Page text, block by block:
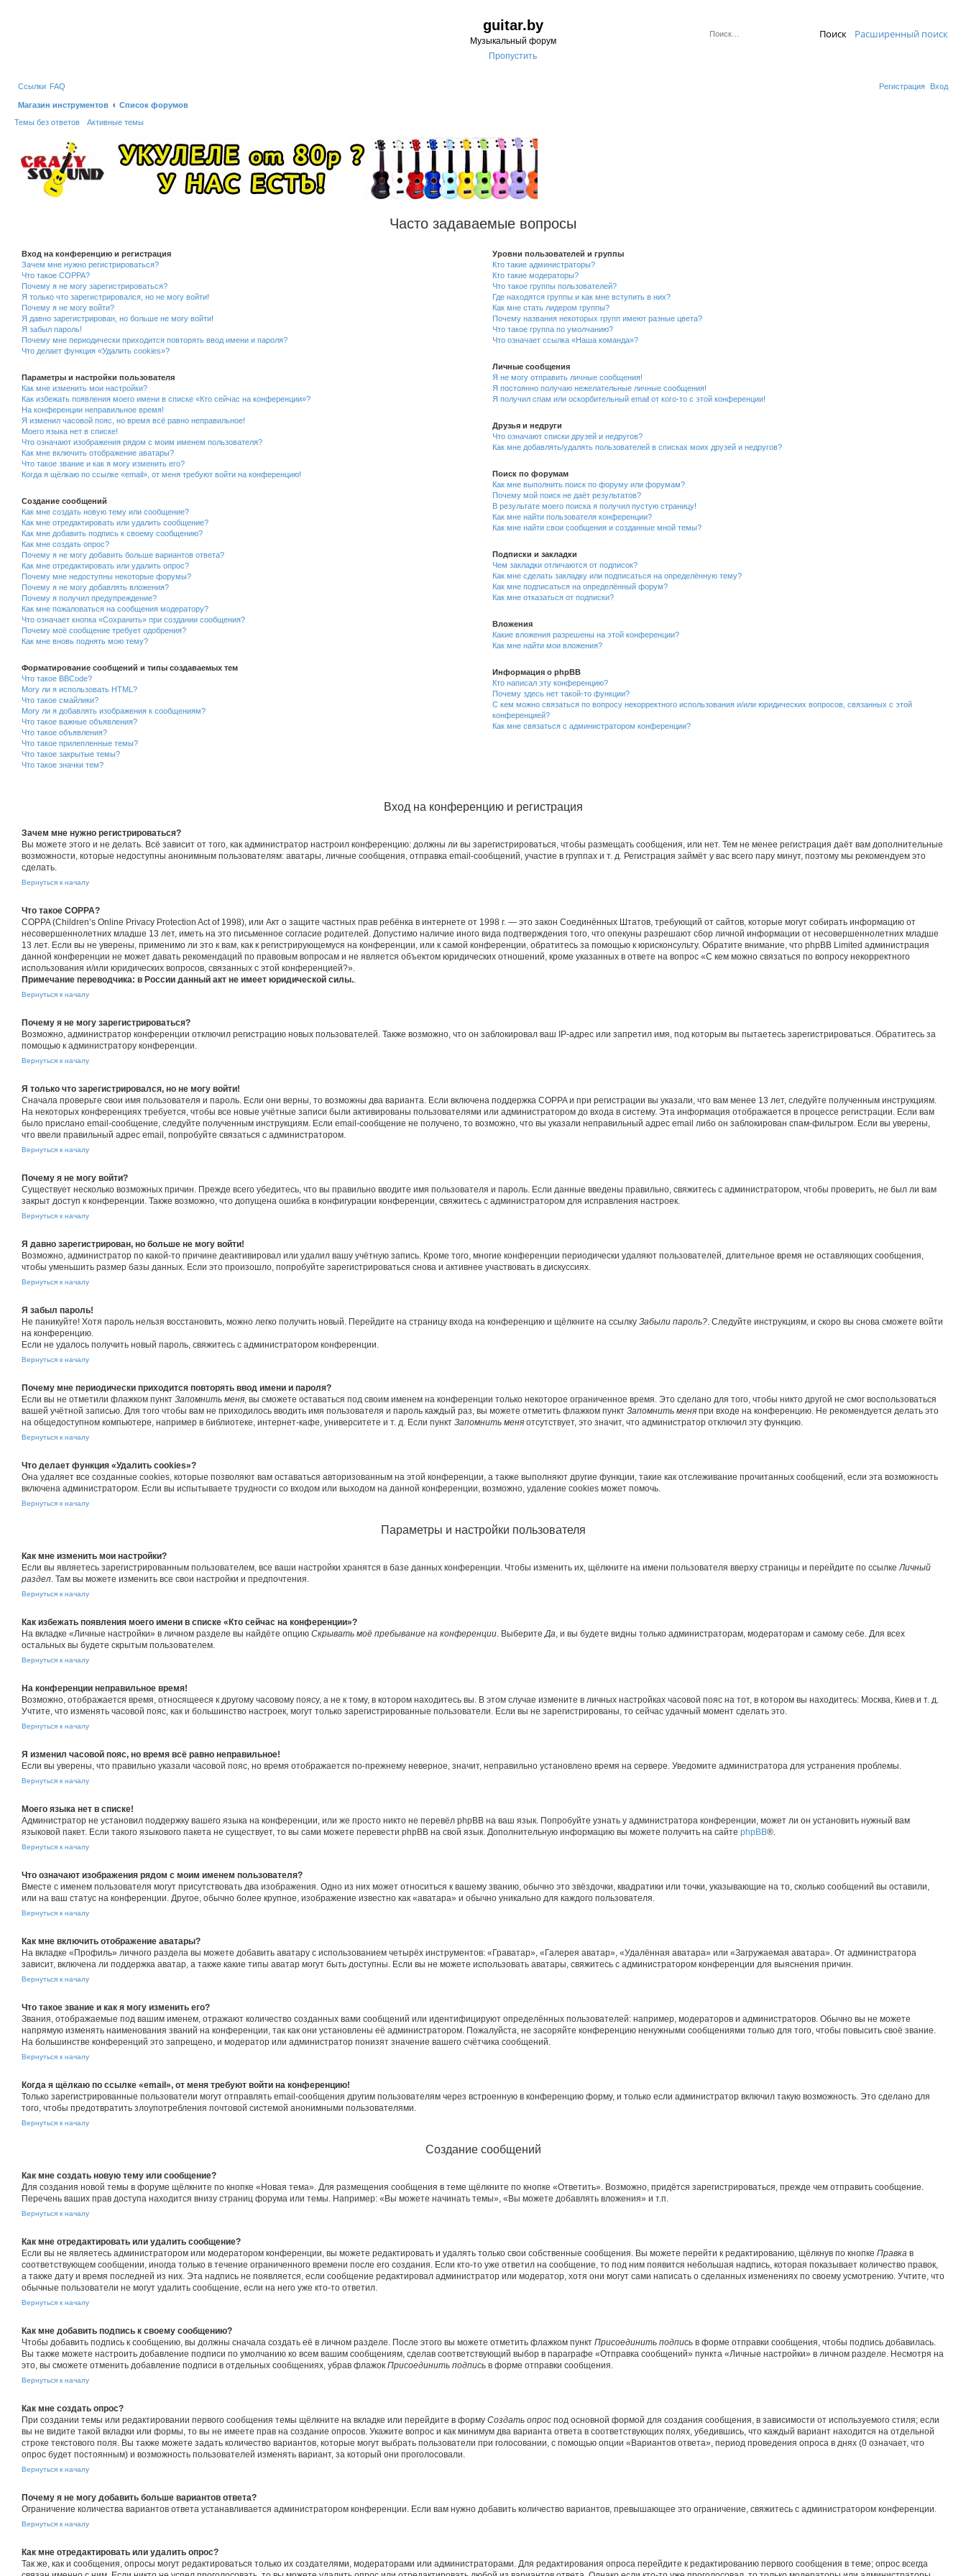
guitar.by
Музыкальный форум
Пропустить
Поиск Расширенный поиск
Ссылки FAQ Вход
Регистрация
Магазин инструментов
Список форумов
Темы без ответов
Активные темы
Часто задаваемые вопросы
Вход на конференцию и регистрация
Зачем мне нужно регистрироваться?
Что такое COPPA?
Почему я не могу зарегистрироваться?
Я только что зарегистрировался, но не могу войти!
Почему я не могу войти?
Я давно зарегистрирован, но больше не могу войти!
Я забыл пароль!
Почему мне периодически приходится повторять ввод имени и пароля?
Что делает функция «Удалить cookies»?
Параметры и настройки пользователя
Как мне изменить мои настройки?
Как избежать появления моего имени в списке «Кто сейчас на конференции»?
На конференции неправильное время!
Я изменил часовой пояс, но время всё равно неправильное!
Моего языка нет в списке!
Что означают изображения рядом с моим именем пользователя?
Как мне включить отображение аватары?
Что такое звание и как я могу изменить его?
Когда я щёлкаю по ссылке «email», от меня требуют войти на конференцию!
Создание сообщений
Как мне создать новую тему или сообщение?
Как мне отредактировать или удалить сообщение?
Как мне добавить подпись к своему сообщению?
Как мне создать опрос?
Почему я не могу добавить больше вариантов ответа?
Как мне отредактировать или удалить опрос?
Почему мне недоступны некоторые форумы?
Почему я не могу добавлять вложения?
Почему я получил предупреждение?
Как мне пожаловаться на сообщения модератору?
Что означает кнопка «Сохранить» при создании сообщения?
Почему моё сообщение требует одобрения?
Как мне вновь поднять мою тему?
Форматирование сообщений и типы создаваемых тем
Что такое BBCode?
Могу ли я использовать HTML?
Что такое смайлики?
Могу ли я добавлять изображения к сообщениям?
Что такое важные объявления?
Что такое объявления?
Что такое прилепленные темы?
Что такое закрытые темы?
Что такое значки тем?
Уровни пользователей и группы
Кто такие администраторы?
Кто такие модераторы?
Что такое группы пользователей?
Где находятся группы и как мне вступить в них?
Как мне стать лидером группы?
Почему названия некоторых групп имеют разные цвета?
Что такое группа по умолчанию?
Что означает ссылка «Наша команда»?
Личные сообщения
Я не могу отправить личные сообщения!
Я постоянно получаю нежелательные личные сообщения!
Я получил спам или оскорбительный email от кого-то с этой конференции!
Друзья и недруги
Что означают списки друзей и недругов?
Как мне добавлять/удалять пользователей в списках моих друзей и недругов?
Поиск по форумам
Как мне выполнить поиск по форуму или форумам?
Почему мой поиск не даёт результатов?
В результате моего поиска я получил пустую страницу!
Как мне найти пользователя конференции?
Как мне найти свои сообщения и созданные мной темы?
Подписки и закладки
Чем закладки отличаются от подписок?
Как мне сделать закладку или подписаться на определённую тему?
Как мне подписаться на определённый форум?
Как мне отказаться от подписки?
Вложения
Какие вложения разрешены на этой конференции?
Как мне найти мои вложения?
Информация о phpBB
Кто написал эту конференцию?
Почему здесь нет такой-то функции?
С кем можно связаться по вопросу некорректного использования и/или юридических вопросов, связанных с этой
конференцией?
Как мне связаться с администратором конференции?
Вход на конференцию и регистрация
Зачем мне нужно регистрироваться?
Вы можете этого и не делать. Всё зависит от того, как администратор настроил конференцию: должны ли вы зарегистрироваться, чтобы размещать сообщения, или нет. Тем не менее регистрация даёт вам дополнительные
возможности, которые недоступны анонимным пользователям: аватары, личные сообщения, отправка email-сообщений, участие в группах и т. д. Регистрация займёт у вас всего пару минут, поэтому мы рекомендуем это
сделать.
Вернуться к началу
Что такое COPPA?
COPPA (Children’s Online Privacy Protection Act of 1998), или Акт о защите частных прав ребёнка в интернете от 1998 г. — это закон Соединённых Штатов, требующий от сайтов, которые могут собирать информацию от
несовершеннолетних младше 13 лет, иметь на это письменное согласие родителей. Допустимо наличие иного вида подтверждения того, что опекуны разрешают сбор личной информации от несовершеннолетних младше
13 лет. Если вы не уверены, применимо ли это к вам, как к регистрирующемуся на конференции, или к самой конференции, обратитесь за помощью к юрисконсульту. Обратите внимание, что phpBB Limited администрация
данной конференции не может давать рекомендаций по правовым вопросам и не является объектом юридических отношений, кроме указанных в ответе на вопрос «С кем можно связаться по вопросу некорректного
использования и/или юридических вопросов, связанных с этой конференцией?».
Примечание переводчика: в России данный акт не имеет юридической силы..
Вернуться к началу
Почему я не могу зарегистрироваться?
Возможно, администратор конференции отключил регистрацию новых пользователей. Также возможно, что он заблокировал ваш IP-адрес или запретил имя, под которым вы пытаетесь зарегистрироваться. Обратитесь за
помощью к администратору конференции.
Вернуться к началу
Я только что зарегистрировался, но не могу войти!
Сначала проверьте свои имя пользователя и пароль. Если они верны, то возможны два варианта. Если включена поддержка COPPA и при регистрации вы указали, что вам менее 13 лет, следуйте полученным инструкциям.
На некоторых конференциях требуется, чтобы все новые учётные записи были активированы пользователями или администратором до входа в систему. Эта информация отображается в процессе регистрации. Если вам
было прислано email-сообщение, следуйте полученным инструкциям. Если email-сообщение не получено, то возможно, что вы указали неправильный адрес email либо он заблокирован спам-фильтром. Если вы уверены,
что ввели правильный адрес email, попробуйте связаться с администратором.
Вернуться к началу
Почему я не могу войти?
Существует несколько возможных причин. Прежде всего убедитесь, что вы правильно вводите имя пользователя и пароль. Если данные введены правильно, свяжитесь с администратором, чтобы проверить, не был ли вам
закрыт доступ к конференции. Также возможно, что допущена ошибка в конфигурации конференции, свяжитесь с администратором для исправления настроек.
Вернуться к началу
Я давно зарегистрирован, но больше не могу войти!
Возможно, администратор по какой-то причине деактивировал или удалил вашу учётную запись. Кроме того, многие конференции периодически удаляют пользователей, длительное время не оставляющих сообщения,
чтобы уменьшить размер базы данных. Если это произошло, попробуйте зарегистрироваться снова и активнее участвовать в дискуссиях.
Вернуться к началу
Я забыл пароль!
Не паникуйте! Хотя пароль нельзя восстановить, можно легко получить новый. Перейдите на страницу входа на конференцию и щёлкните на ссылку Забыли пароль?. Следуйте инструкциям, и скоро вы снова сможете войти
на конференцию.
Если не удалось получить новый пароль, свяжитесь с администратором конференции.
Вернуться к началу
Почему мне периодически приходится повторять ввод имени и пароля?
Если вы не отметили флажком пункт Запомнить меня, вы сможете оставаться под своим именем на конференции только некоторое ограниченное время. Это сделано для того, чтобы никто другой не смог воспользоваться
вашей учётной записью. Для того чтобы вам не приходилось вводить имя пользователя и пароль каждый раз, вы можете отметить флажком пункт Запомнить меня при входе на конференцию. Не рекомендуется делать это
на общедоступном компьютере, например в библиотеке, интернет-кафе, университете и т. д. Если пункт Запомнить меня отсутствует, это значит, что администратор отключил эту функцию.
Вернуться к началу
Что делает функция «Удалить cookies»?
Она удаляет все созданные cookies, которые позволяют вам оставаться авторизованным на этой конференции, а также выполняют другие функции, такие как отслеживание прочитанных сообщений, если эта возможность
включена администратором. Если вы испытываете трудности со входом или выходом на данной конференции, возможно, удаление cookies может помочь.
Вернуться к началу
Параметры и настройки пользователя
Как мне изменить мои настройки?
Если вы являетесь зарегистрированным пользователем, все ваши настройки хранятся в базе данных конференции. Чтобы изменить их, щёлкните на имени пользователя вверху страницы и перейдите по ссылкеЛичный
раздел. Там вы можете изменить все свои настройки и предпочтения.
Вернуться к началу
Как избежать появления моего имени в списке «Кто сейчас на конференции»?
На вкладке «Личные настройки» в личном разделе вы найдёте опцию Скрывать моё пребывание на конференции. ВыберитеДа, и вы будете видны только администраторам, модераторам и самому себе. Для всех
остальных вы будете скрытым пользователем.
Вернуться к началу
На конференции неправильное время!
Возможно, отображается время, относящееся к другому часовому поясу, а не к тому, в котором находитесь вы. В этом случае измените в личных настройках часовой пояс на тот, в котором вы находитесь: Москва, Киев и т. д.
Учтите, что изменять часовой пояс, как и большинство настроек, могут только зарегистрированные пользователи. Если вы не зарегистрированы, то сейчас удачный момент сделать это.
Вернуться к началу
Я изменил часовой пояс, но время всё равно неправильное!
Если вы уверены, что правильно указали часовой пояс, но время отображается по-прежнему неверное, значит, неправильно установлено время на сервере. Уведомите администратора для устранения проблемы.
Вернуться к началу
Моего языка нет в списке!
Администратор не установил поддержку вашего языка на конференции, или же просто никто не перевёл phpBB на ваш язык. Попробуйте узнать у администратора конференции, может ли он установить нужный вам
языковой пакет. Если такого языкового пакета не существует, то вы сами можете перевести phpBB на свой язык. Дополнительную информацию вы можете получить на сайте phpBB®.
Вернуться к началу
Что означают изображения рядом с моим именем пользователя?
Вместе с именем пользователя могут присутствовать два изображения. Одно из них может относиться к вашему званию, обычно это звёздочки, квадратики или точки, указывающие на то, сколько сообщений вы оставили,
или на ваш статус на конференции. Другое, обычно более крупное, изображение известно как «аватара» и обычно уникально для каждого пользователя.
Вернуться к началу
Как мне включить отображение аватары?
На вкладке «Профиль» личного раздела вы можете добавить аватару с использованием четырёх инструментов: «Граватар», «Галерея аватар», «Удалённая аватара» или «Загружаемая аватара». От администратора
зависит, включена ли поддержка аватар, а также какие типы аватар могут быть доступны. Если вы не можете использовать аватары, свяжитесь с администратором конференции для выяснения причин.
Вернуться к началу
Что такое звание и как я могу изменить его?
Звания, отображаемые под вашим именем, отражают количество созданных вами сообщений или идентифицируют определённых пользователей: например, модераторов и администраторов. Обычно вы не можете
напрямую изменять наименования званий на конференции, так как они установлены её администратором. Пожалуйста, не засоряйте конференцию ненужными сообщениями только для того, чтобы повысить своё звание.
На большинстве конференций это запрещено, и модератор или администратор понизят значение вашего счётчика сообщений.
Вернуться к началу
Когда я щёлкаю по ссылке «email», от меня требуют войти на конференцию!
Только зарегистрированные пользователи могут отправлять email-сообщения другим пользователям через встроенную в конференцию форму, и только если администратор включил такую возможность. Это сделано для
того, чтобы предотвратить злоупотребления почтовой системой анонимными пользователями.
Вернуться к началу
Создание сообщений
Как мне создать новую тему или сообщение?
Для создания новой темы в форуме щёлкните по кнопке «Новая тема». Для размещения сообщения в теме щёлкните по кнопке «Ответить». Возможно, придётся зарегистрироваться, прежде чем отправить сообщение.
Перечень ваших прав доступа находится внизу страниц форума или темы. Например: «Вы можете начинать темы», «Вы можете добавлять вложения» и т.п.
Вернуться к началу
Как мне отредактировать или удалить сообщение?
Если вы не являетесь администратором или модератором конференции, вы можете редактировать и удалять только свои собственные сообщения. Вы можете перейти к редактированию, щёлкнув по кнопке Правка в
соответствующем сообщении, иногда только в течение ограниченного времени после его создания. Если кто-то уже ответил на сообщение, то под ним появится небольшая надпись, которая показывает количество правок,
а также дату и время последней из них. Эта надпись не появляется, если сообщение редактировал администратор или модератор, хотя они могут сами написать о сделанных изменениях по своему усмотрению. Учтите, что
обычные пользователи не могут удалить сообщение, если на него уже кто-то ответил.
Вернуться к началу
Как мне добавить подпись к своему сообщению?
Чтобы добавить подпись к сообщению, вы должны сначала создать её в личном разделе. После этого вы можете отметить флажком пункт Присоединить подпись в форме отправки сообщения, чтобы подпись добавилась.
Вы также можете настроить добавление подписи по умолчанию ко всем вашим сообщениям, сделав соответствующий выбор в параграфе «Отправка сообщений» пункта «Личные настройки» в личном разделе. Несмотря на
это, вы сможете отменить добавление подписи в отдельных сообщениях, убрав флажок Присоединить подпись в форме отправки сообщения.
Вернуться к началу
Как мне создать опрос?
При создании темы или редактировании первого сообщения темы щёлкните на вкладке или перейдите в форму Создать опрос под основной формой для создания сообщения, в зависимости от используемого стиля; если
вы не видите такой вкладки или формы, то вы не имеете прав на создание опросов. Укажите вопрос и как минимум два варианта ответа в соответствующих полях, убедившись, что каждый вариант находится на отдельной
строке текстового поля. Вы также можете задать количество вариантов, которые могут выбрать пользователи при голосовании, с помощью опции «Вариантов ответа», период проведения опроса в днях (0 означает, что
опрос будет постоянным) и возможность пользователей изменять вариант, за который они проголосовали.
Вернуться к началу
Почему я не могу добавить больше вариантов ответа?
Ограничение количества вариантов ответа устанавливается администратором конференции. Если вам нужно добавить количество вариантов, превышающее это ограничение, свяжитесь с администратором конференции.
Вернуться к началу
Как мне отредактировать или удалить опрос?
Так же, как и сообщения, опросы могут редактироваться только их создателями, модераторами или администраторами. Для редактирования опроса перейдите к редактированию первого сообщения в теме; опрос всегда